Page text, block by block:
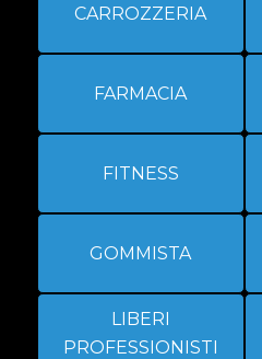
CARROZZERIA
FARMACIA
FITNESS
GOMMISTA
LIBERI
PROFESSIONISTI